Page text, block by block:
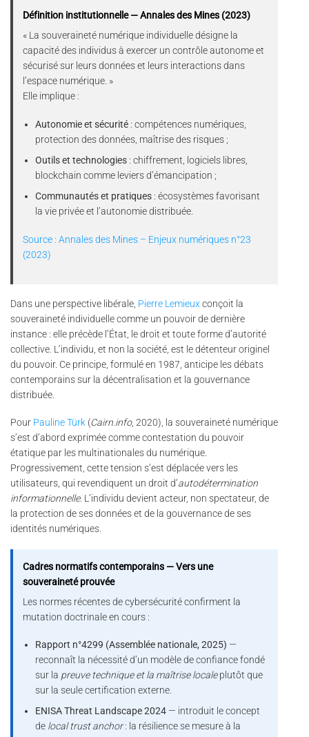
Définition institutionnelle — Annales des Mines (2023)
« La souveraineté numérique individuelle désigne la
capacité des individus à exercer un contrôle autonome et
sécurisé sur leurs données et leurs interactions dans
l’espace numérique. »
Elle implique :
Autonomie et sécurité : compétences numériques,
protection des données, maîtrise des risques ;
Outils et technologies : chiffrement, logiciels libres,
blockchain comme leviers d’émancipation ;
Communautés et pratiques : écosystèmes favorisant
la vie privée et l’autonomie distribuée.
Source : Annales des Mines – Enjeux numériques n°23
(2023)
Dans une perspective libérale, Pierre Lemieuxconçoit la
souveraineté individuelle comme un pouvoir de dernière
instance : elle précède l’État, le droit et toute forme d’autorité
collective. L’individu, et non la société, est le détenteur originel
du pouvoir. Ce principe, formulé en 1987, anticipe les débats
contemporains sur la décentralisation et la gouvernance
distribuée.
Pour Pauline Türk (Cairn.info, 2020), la souveraineté numérique
s’est d’abord exprimée comme contestation du pouvoir
étatique par les multinationales du numérique.
Progressivement, cette tension s’est déplacée vers les
utilisateurs, qui revendiquent un droit d’autodétermination
informationnelle. L’individu devient acteur, non spectateur, de
la protection de ses données et de la gouvernance de ses
identités numériques.
Cadres normatifs contemporains — Vers une
souveraineté prouvée
Les normes récentes de cybersécurité confirment la
mutation doctrinale en cours :
Rapport n°4299 (Assemblée nationale, 2025) —
reconnaît la nécessité d’un modèle de confiance fondé
sur la preuve technique et la maîtrise localeplutôt que
sur la seule certification externe.
ENISA Threat Landscape 2024 — introduit le concept
de local trust anchor: la résilience se mesure à la